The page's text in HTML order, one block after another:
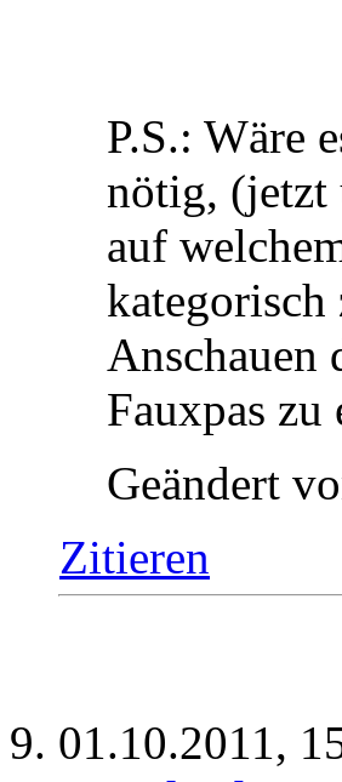
P.S.: Wäre
nötig, (jetzt
auf
kategorisch
Anschauen
Fauxpas
Geändert
Zitieren
01.10.2011,